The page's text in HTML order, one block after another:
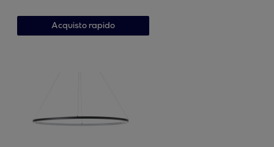
Acquisto rapido